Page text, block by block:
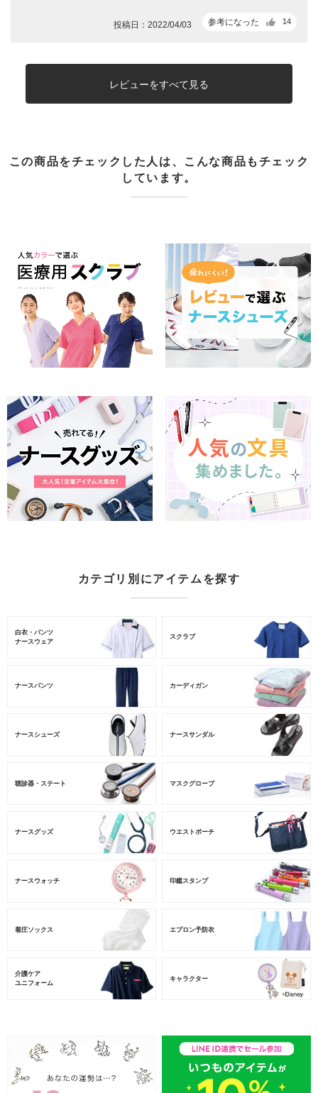
参考になった 14
投稿日：2022/04/03
レビューをすべて見る
この商品をチェックした人は、こんな商品もチェック
しています。
カテゴリ別にアイテムを探す
白衣・パンツ
ナースウェア
スクラブ
ナースパンツ カーディガン
ナースシューズ ナースサンダル
聴診器・ステート マスクグローブ
ナースグッズ ウエストポーチ
ナースウォッチ 印鑑スタンプ
着圧ソックス エプロン予防衣
介護ケア
ユニフォーム
キャラクター